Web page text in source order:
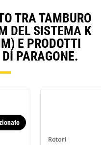
TRA TAMBURO
DEL SISTEMA K
E PRODOTTI
PARAGONE.
Rotori